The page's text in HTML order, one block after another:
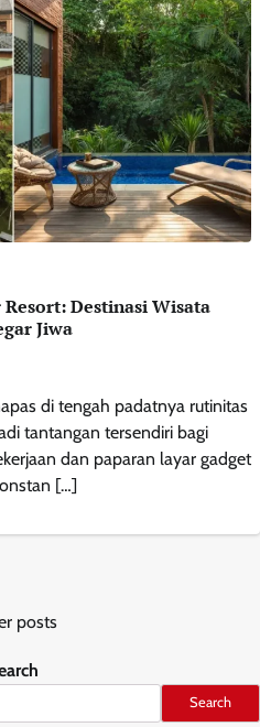
Destinasi Wisata
Jiwa
di tengah padatnya rutinitas
tantangan tersendiri bagi
dan paparan layar gadget
[…]
posts
Search